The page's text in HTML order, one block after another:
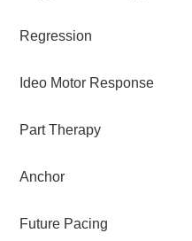
Regression
Ideo Motor Response
Part Therapy
Anchor
Future Pacing